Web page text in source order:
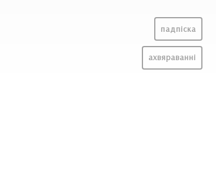
падпіска
ахвяраванні